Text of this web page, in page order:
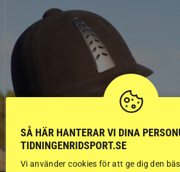
SÅ HÄR HANTERAR VI DINA
TIDNINGENRIDSPORT.SE
Vi använder cookies för att ge dig den